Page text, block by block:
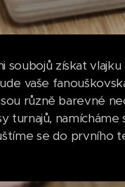
získat
vaše
různě barevné
turnajů,
se do prvního